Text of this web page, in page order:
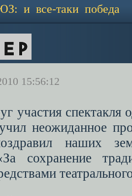
и все-таки победа
15:56:12
участия спектакля
неожиданное
наших
сохранение